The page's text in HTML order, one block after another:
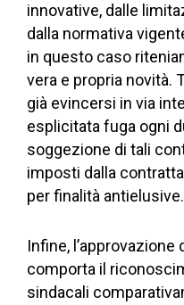
innovative, dalle
dalla normativa
in questo caso
vera e propria novità.
già evincersi in via
esplicitata fuga ogni
soggezione di tali
imposti dalla
per finalità antielusive.
Infine,
comporta il
sindacali